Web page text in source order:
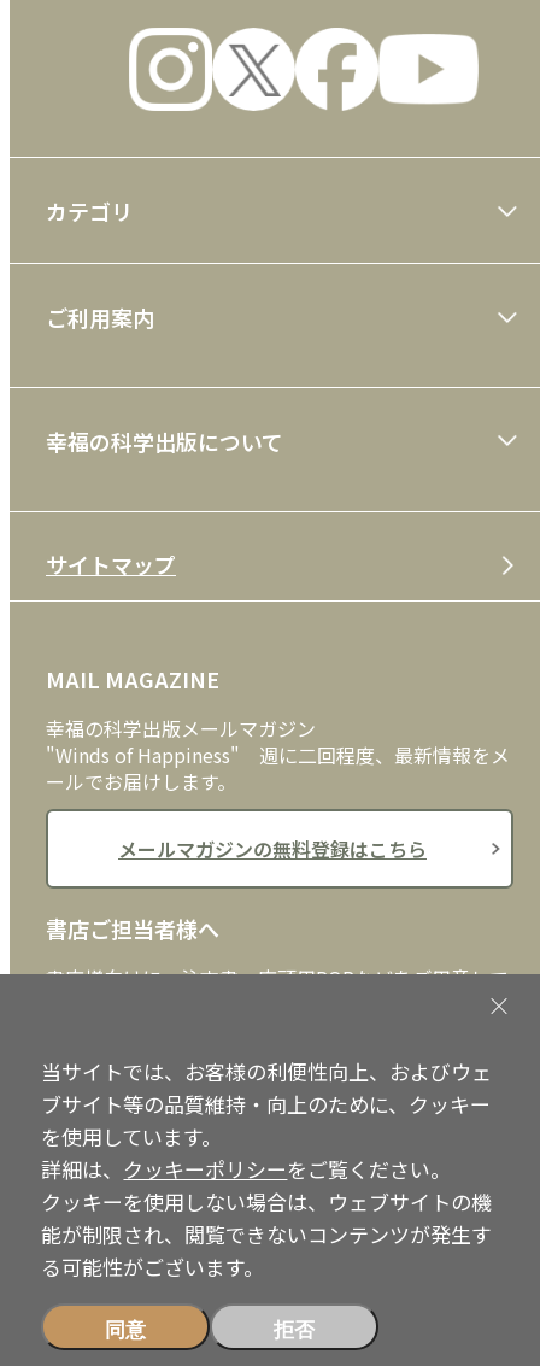
カテゴリ
雑誌
CD
DVD・ブルーレイ
外国語
ご利用案内
利用規約
特定商取引法
プライバシーポリシー
クッキーポリシー
幸福の科学出版について
メディア・ライブラリー
サイトマップ
MAIL MAGAZINE
幸福の科学出版メールマガジン
"Winds of Happiness" 週に二回程度、最新情報をメ
ールでお届けします。
メールマガジンの無料登録はこちら
書店ご担当者様へ
書店様向けに、注文書、店頭用POPなどをご用意して
書店ご担当者様へ
Copyright © IRH Press Co.,Ltd. All Rights Reserved.
当サイトでは、お客様の利便性向上、およびウェ
ブサイト等の品質維持・向上のために、クッキー
を使用しています。
詳細は、 クッキーポリシーをご覧ください。
クッキーを使用しない場合は、ウェブサイトの機
能が制限され、閲覧できないコンテンツが発生す
る可能性がございます。
同意 拒否